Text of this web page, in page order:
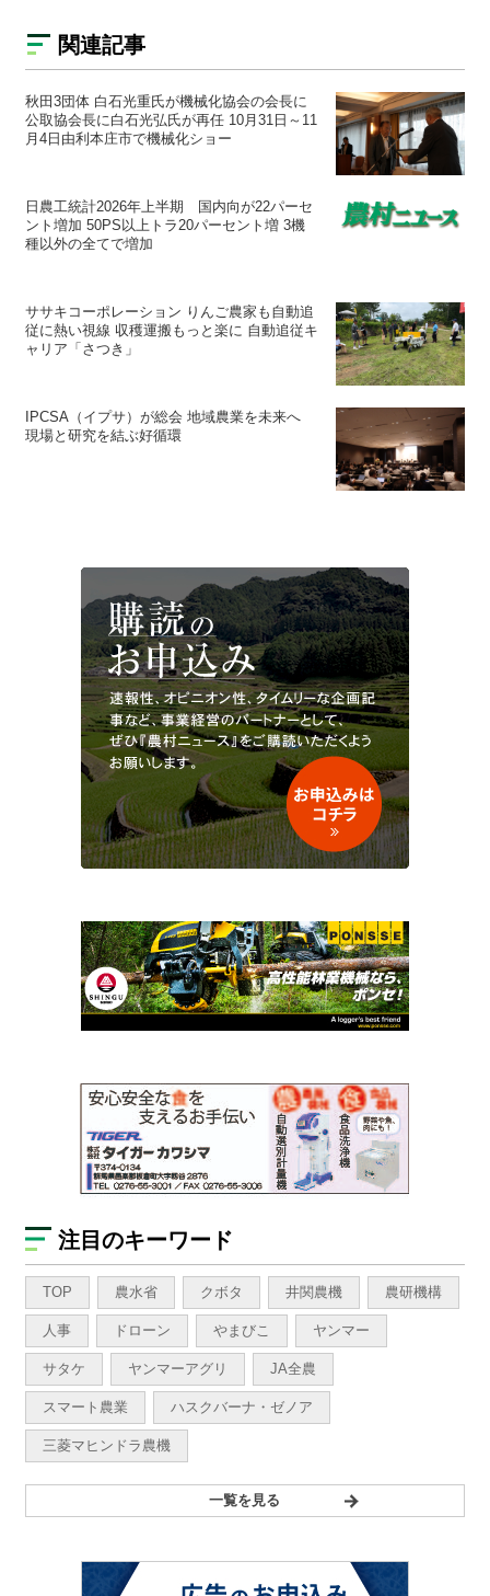
関連記事
秋田3団体 白石光重氏が機械化協会の会長に
公取協会長に白石光弘氏が再任 10月31日～11
月4日由利本庄市で機械化ショー
日農工統計2026年上半期 国内向が22パーセ
ント増加 50PS以上トラ20パーセント増 3機
種以外の全てで増加
ササキコーポレーション りんご農家も自動追
従に熱い視線 収穫運搬もっと楽に 自動追従キ
ャリア「さつき」
IPCSA（イプサ）が総会 地域農業を未来へ
現場と研究を結ぶ好循環
注目のキーワード
TOP 農水省 クボタ 井関農機 農研機構
人事 ドローン やまびこ ヤンマー
サタケ ヤンマーアグリ JA全農
スマート農業 ハスクバーナ・ゼノア
三菱マヒンドラ農機
一覧を見る